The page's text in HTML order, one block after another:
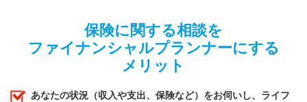
保険に関する相談を
ファイナンシャルプランナーにする
メリット
あなたの状況（収入や支出、保険など）をお伺いし、ライフ